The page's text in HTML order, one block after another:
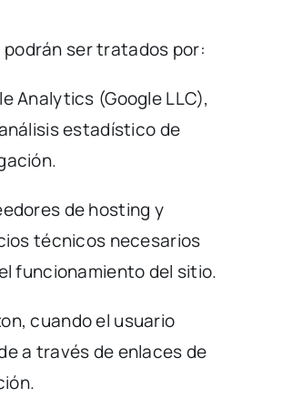
podrán ser tratados por:
Analytics (Google LLC),
estadístico de
de hosting y
técnicos necesarios
funcionamiento del sitio.
cuando el usuario
a través de enlaces de